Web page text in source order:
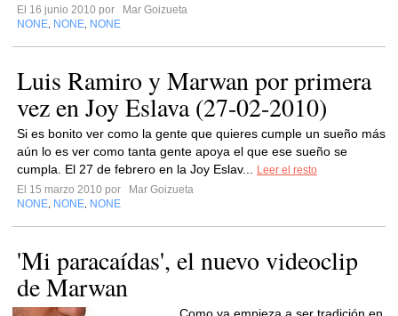
El 16 junio 2010 por
Mar Goizueta
NONE NONE NONE
Luis Ramiro y Marwan por primera
vez en Joy Eslava (27-02-2010)
Si es bonito ver como la gente que quieres cumple un sueño más
aún lo es ver como tanta gente apoya el que ese sueño se
cumpla. El 27 de febrero en la Joy Eslav...
Leer el resto
El 15 marzo 2010 por
Mar Goizueta
NONE NONE NONE
'Mi paracaídas', el nuevo videoclip
de Marwan